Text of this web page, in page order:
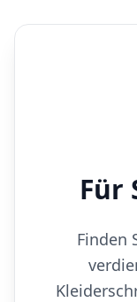
Für
Finden